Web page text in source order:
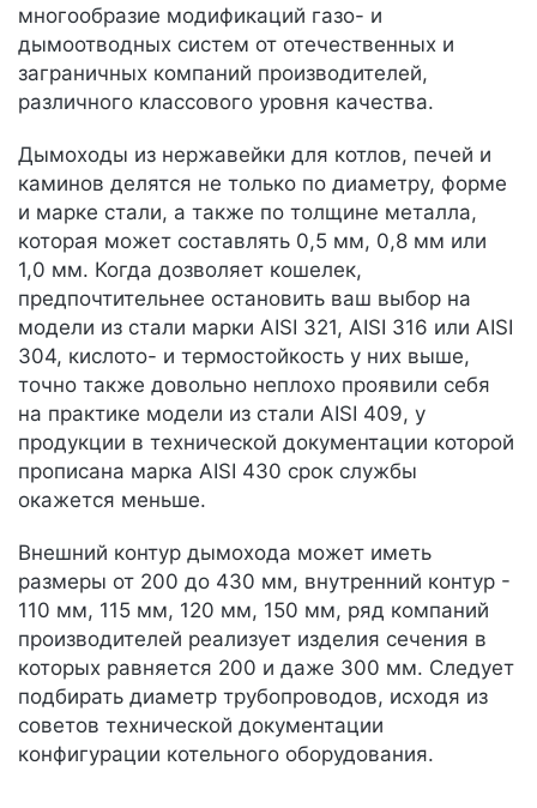
многообразие модификаций газо- и
дымоотводных систем от отечественных и
заграничных компаний производителей,
различного классового уровня качества.
Дымоходы из нержавейки для котлов, печей и
каминов делятся не только по диаметру, форме
и марке стали, а также по толщине металла,
которая может составлять 0,5 мм, 0,8 мм или
1,0 мм. Когда дозволяет кошелек,
предпочтительнее остановить ваш выбор на
модели из стали марки AISI 321, AISI 316 или AISI
304, кислото- и термостойкость у них выше,
точно также довольно неплохо проявили себя
на практике модели из стали AISI 409, у
продукции в технической документации которой
прописана марка AISI 430 срок службы
окажется меньше.
Внешний контур дымохода может иметь
размеры от 200 до 430 мм, внутренний контур -
110 мм, 115 мм, 120 мм, 150 мм, ряд компаний
производителей реализует изделия сечения в
которых равняется 200 и даже 300 мм. Следует
подбирать диаметр трубопроводов, исходя из
советов технической документации
конфигурации котельного оборудования.